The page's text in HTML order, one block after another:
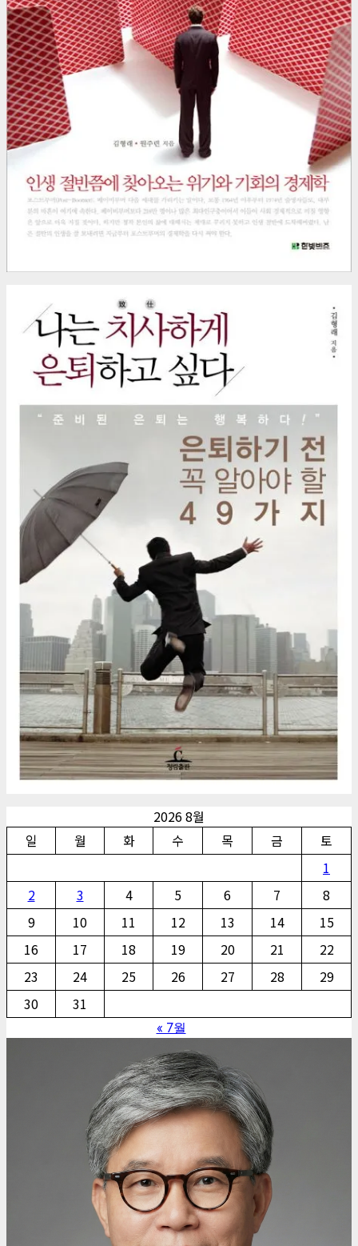
2026 8월
일
월 화 수 목 금
토
1
2
3 4 5 6 7
8
9
10 11 12 13 14
15
16
17 18 19 20 21
22
23
24 25 26 27 28
29
30
31
« 7월